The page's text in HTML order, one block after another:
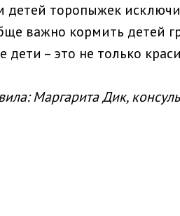
детей торопыжек
важно кормить детей
дети – это не только
Маргарита Дик,